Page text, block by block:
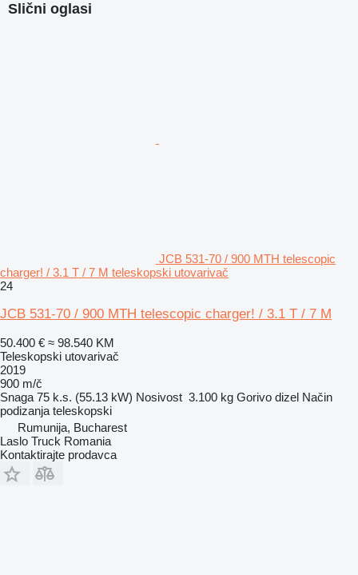
Slični oglasi
JCB 531-70 / 900 MTH telescopic
charger! / 3.1 T / 7 M teleskopski utovarivač
24
JCB 531-70 / 900 MTH telescopic charger! / 3.1 T / 7 M
50.400 € ≈ 98.540 KM
Teleskopski utovarivač
2019
900 m/č
Snaga 75 k.s. (55.13 kW) Nosivost 3.100 kg Gorivo dizel Način
podizanja teleskopski
Rumunija, Bucharest
Laslo Truck Romania
Kontaktirajte prodavca